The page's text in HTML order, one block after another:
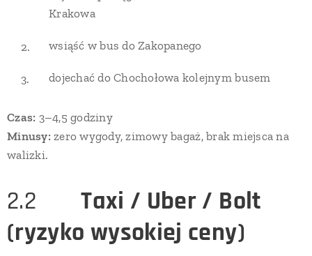
Krakowa
wsiąść w bus do Zakopanego
dojechać do Chochołowa kolejnym busem
Czas: 3–4,5 godziny
Minusy: zero wygody, zimowy bagaż, brak miejsca na
walizki.
2.2 🚕Taxi / Uber / Bolt
(ryzyko wysokiej ceny)